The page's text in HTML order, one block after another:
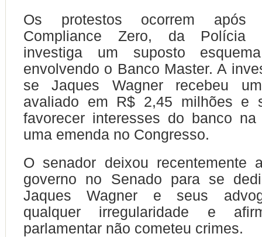
Os protestos ocorrem após
Compliance Zero, da Polícia
investiga um suposto
envolvendo o Banco Master. A
se Jaques Wagner recebeu
avaliado em R$ 2,45 milhões e
favorecer interesses do banco na
uma emenda no Congresso.
O senador deixou recentemente
governo no Senado para se
Jaques Wagner e seus
qualquer irregularidade e
parlamentar não cometeu crimes.